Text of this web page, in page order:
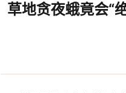
草地贪夜蛾竟会“